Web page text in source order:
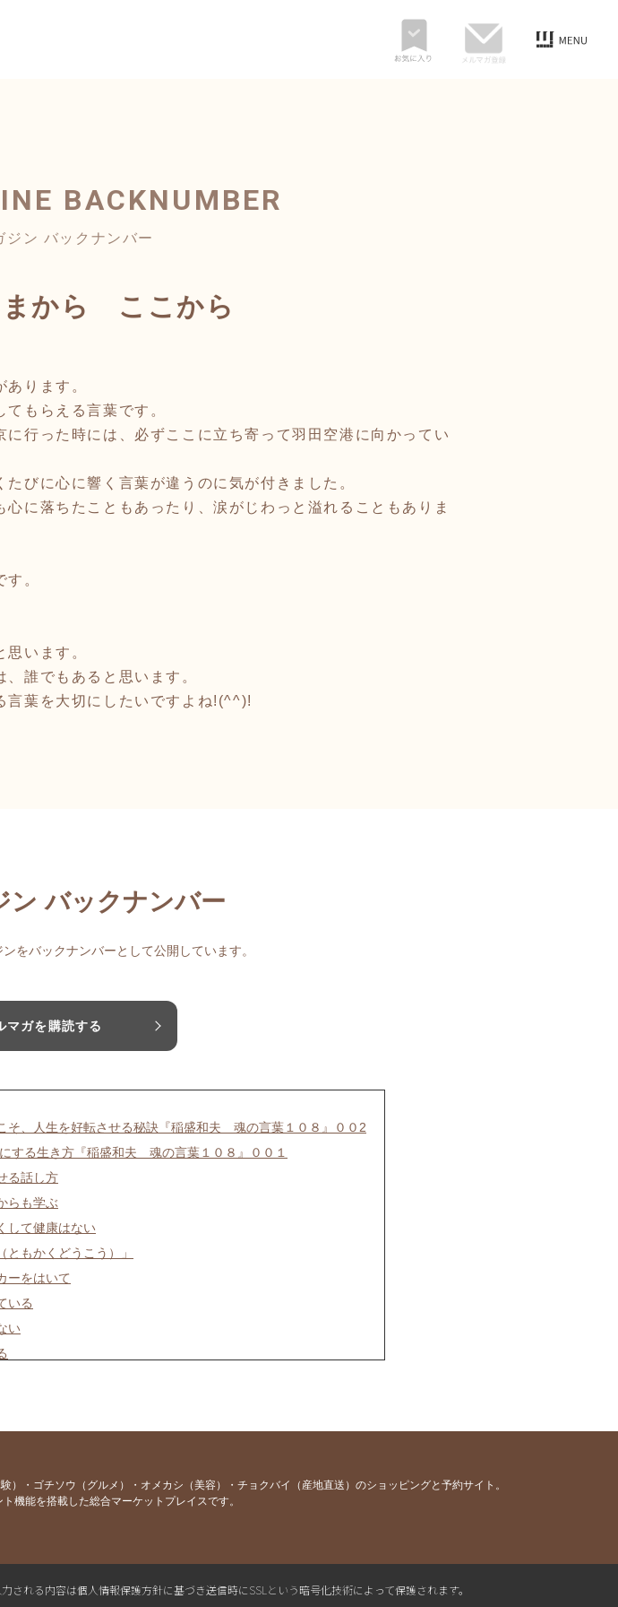
BACKNUMBER
ジン バックナンバー
まから ここから
ります。
もらえる言葉です。
行った時には、必ずここに立ち寄って羽田空港に向かってい
びに心に響く言葉が違うのに気が付きました。
に落ちたこともあったり、涙がじわっと溢れることもありま
。
います。
誰でもあると思います。
言葉を大切にしたいですよね!(^^)!
ン バックナンバー
をバックナンバーとして公開しています。
マガを購読する
そ、人生を好転させる秘訣『稲盛和夫 魂の言葉１０８』００2
する生き方『稲盛和夫 魂の言葉１０８』００１
る話し方
らも学ぶ
して健康はない
もかくどうこう）」
ーをはいて
いる
い
える感性
る日本人
単な修行法
）・ゴチソウ（グルメ）・オメカシ（美容）・チョクバイ（産地直送）のショッピングと予約サイト。
機能を搭載した総合マーケットプレイスです。
れる内容は個人情報保護方針に基づき送信時にSSLという暗号化技術によって保護されます。